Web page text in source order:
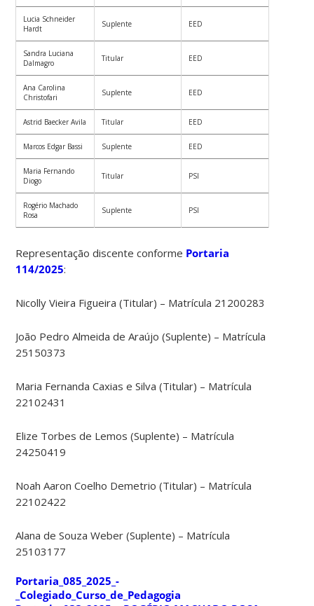
Lucia Schneider
Hardt
Suplente EED
Sandra Luciana
Dalmagro
Titular EED
Ana Carolina
Christofari
Suplente EED
Astrid Baecker Avila Titular EED
Marcos Edgar Bassi Suplente EED
Maria Fernando
Diogo
Titular PSI
Rogério Machado
Rosa
Suplente PSI
Representação discente conforme Portaria
114/2025:
Nicolly Vieira Figueira (Titular) – Matrícula 21200283
João Pedro Almeida de Araújo (Suplente) – Matrícula
25150373
Maria Fernanda Caxias e Silva (Titular) – Matrícula
22102431
Elize Torbes de Lemos (Suplente) – Matrícula
24250419
Noah Aaron Coelho Demetrio (Titular) – Matrícula
22102422
Alana de Souza Weber (Suplente) – Matrícula
25103177
Portaria_085_2025_-
_Colegiado_Curso_de_Pedagogia